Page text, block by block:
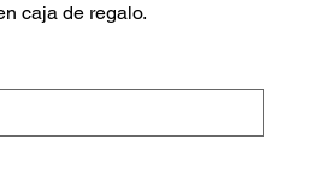
caja de regalo.